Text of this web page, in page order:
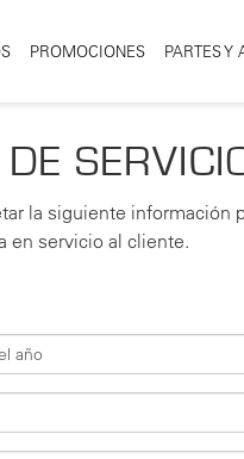
PROMOCIONES PARTES Y
la siguiente
en servicio al cliente.